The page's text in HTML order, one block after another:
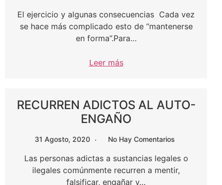
El ejercicio y algunas consecuencias Cada vez
se hace más complicado esto de “mantenerse
en forma”.Para…
Leer más
RECURREN ADICTOS AL AUTO-
ENGAÑO
31 Agosto, 2020 No Hay Comentarios
Las personas adictas a sustancias legales o
ilegales comúnmente recurren a mentir,
falsificar, engañar y…